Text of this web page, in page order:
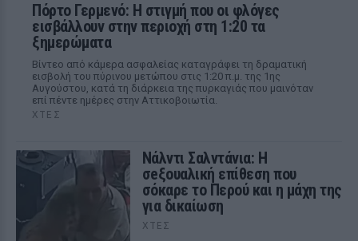
Πόρτο Γερμενό: Η στιγμή που οι φλόγες
εισβάλλουν στην περιοχή στη 1:20 τα
ξημερώματα
Βίντεο από κάμερα ασφαλείας καταγράφει τη δραματική
εισβολή του πύρινου μετώπου στις 1:20 π.μ. της 1ης
Αυγούστου, κατά τη διάρκεια της πυρκαγιάς που μαινόταν
επί πέντε ημέρες στην Αττικοβοιωτία.
ΧΤΕΣ
Νάλντι Σαλντάνια: Η
σeξουαλική επίθεση που
σόκαρε το Περού και η μάχη της
για δικαίωση
ΧΤΕΣ